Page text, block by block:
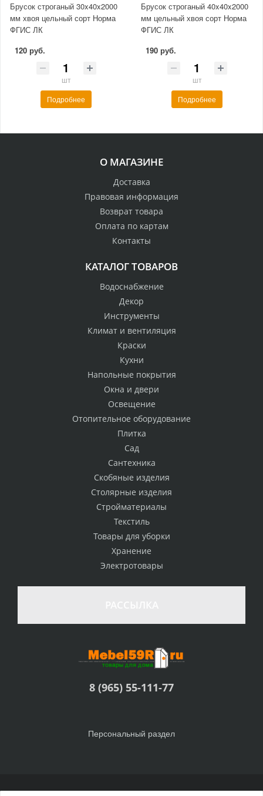
Брусок строганый 30x40x2000
мм хвоя цельный сорт Норма
ФГИС ЛК
120 руб.
шт
Подробнее
Брусок строганый 40x40x2000
мм цельный хвоя сорт Норма
ФГИС ЛК
190 руб.
шт
Подробнее
О МАГАЗИНЕ
Доставка
Правовая информация
Возврат товара
Оплата по картам
Контакты
КАТАЛОГ ТОВАРОВ
Водоснабжение
Декор
Инструменты
Климат и вентиляция
Краски
Кухни
Напольные покрытия
Окна и двери
Освещение
Отопительное оборудование
Плитка
Сад
Сантехника
Скобяные изделия
Столярные изделия
Стройматериалы
Текстиль
Товары для уборки
Хранение
Электротовары
8 (965) 55-111-77
Персональный раздел
© Интернет-магазин Товары для дома, 2010 - 2026